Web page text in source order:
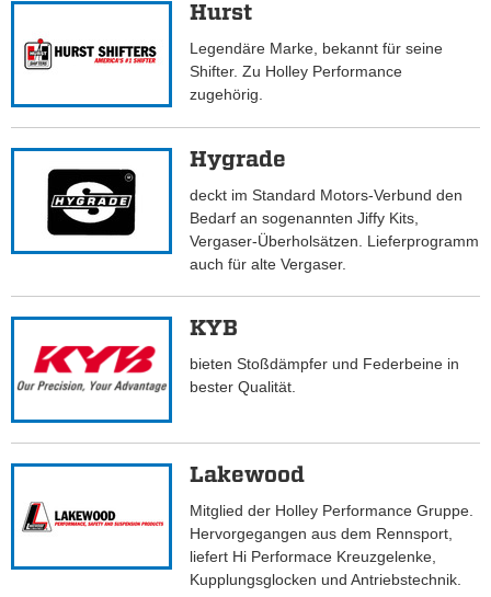
Hurst
Legendäre Marke, bekannt für seine
Shifter. Zu Holley Performance
zugehörig.
Hygrade
deckt im Standard Motors-Verbund den
Bedarf an sogenannten Jiffy Kits,
Vergaser-Überholsätzen. Lieferprogramm
auch für alte Vergaser.
KYB
bieten Stoßdämpfer und Federbeine in
bester Qualität.
Lakewood
Mitglied der Holley Performance Gruppe.
Hervorgegangen aus dem Rennsport,
liefert Hi Performace Kreuzgelenke,
Kupplungsglocken und Antriebstechnik.